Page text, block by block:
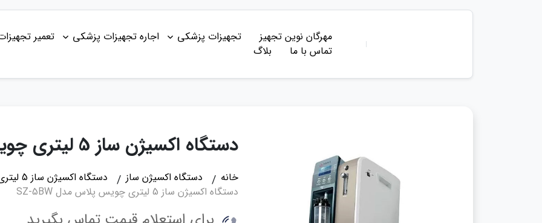
مهرگان نوین تجهیز تجهیزات پزشکی اجاره تجهیزات پزشکی
تعمیر
تماس با ما
بلاگ
دستگاه اکسیژن ساز 5 لیتری چویس پلاس مدل SZ-5BW
خانه دستگاه اکسیژن ساز
دستگاه اکسیژن ساز 5 لیتری
دستگاه اکسیژن ساز 5 لیتری چویس پلاس مدل SZ-5BW